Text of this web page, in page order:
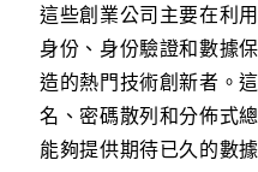
這些創業公司主要在利
身份、身份驗證和數據
造的熱門技術創新者。
名、密碼散列和分佈式
能夠提供期待已久的數